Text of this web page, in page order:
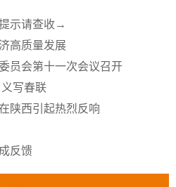
示请查收→
高质量发展
员会第十一次会议召开
写春联
陕西引起热烈反响
反馈